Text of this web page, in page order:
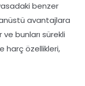
benzer
avantajlara
bunları sürekli
harç özellikleri,